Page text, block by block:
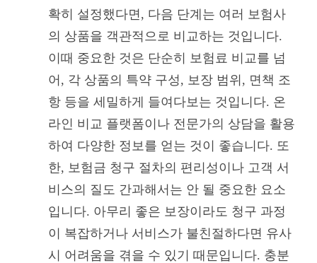
확히 설정했다면, 다음 단계는 여러 보험사
의 상품을 객관적으로 비교하는 것입니다.
이때 중요한 것은 단순히 보험료 비교를 넘
어, 각 상품의 특약 구성, 보장 범위, 면책 조
항 등을 세밀하게 들여다보는 것입니다. 온
라인 비교 플랫폼이나 전문가의 상담을 활용
하여 다양한 정보를 얻는 것이 좋습니다. 또
한, 보험금 청구 절차의 편리성이나 고객 서
비스의 질도 간과해서는 안 될 중요한 요소
입니다. 아무리 좋은 보장이라도 청구 과정
이 복잡하거나 서비스가 불친절하다면 유사
시 어려움을 겪을 수 있기 때문입니다. 충분